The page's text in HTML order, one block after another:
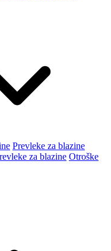
Prevleke za blazine
za blazine Otroške